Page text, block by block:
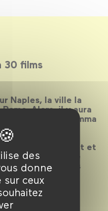
des
donne
sur ceux
30 films
Naples, la ville la
Alors, il y aura
Vespa et la mamma
Naples ne se
c’est une
s’incorporent et
dans une vitalité
cartes postales